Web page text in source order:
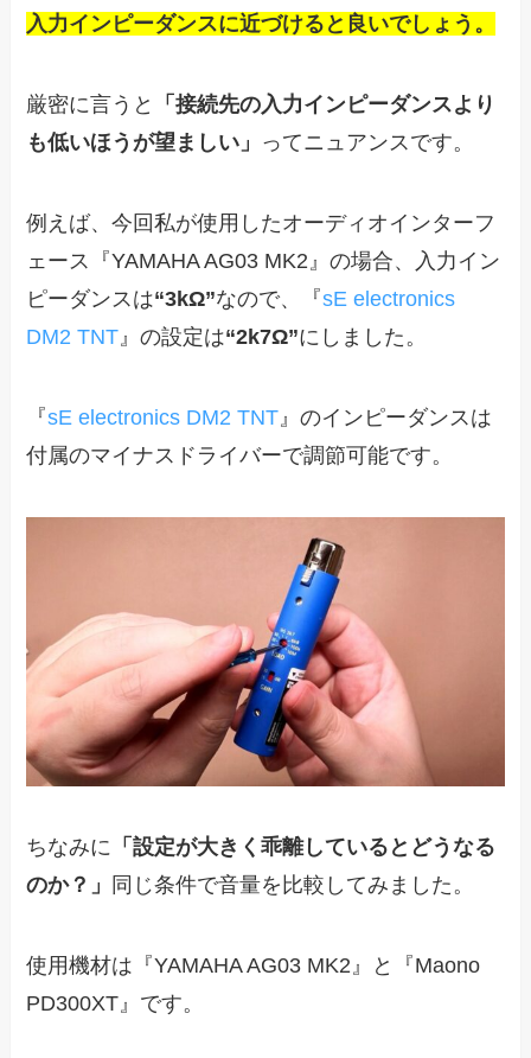
入力インピーダンスに近づけると良いでしょう。
厳密に言うと
「接続先の入力インピーダンスより
も低いほうが望ましい」 ってニュアンスです。
例えば、今回私が使用したオーディオインターフ
ェース『YAMAHA AG03 MK2』の場合、入力イン
ピーダンスは“3kΩ”なので、『sE electronics
DM2 TNT』の設定は“2k7Ω”にしました。
『sE electronics DM2 TNT 』のインピーダンスは
付属のマイナスドライバーで調節可能です。
ちなみに 「設定が大きく乖離しているとどうなる
のか？」
同じ条件で音量を比較してみました。
使用機材は『YAMAHA AG03 MK2』と『Maono
PD300XT』です。